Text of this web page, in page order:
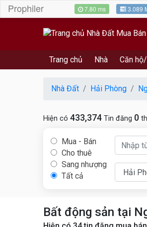
Trang chủ Nhà Căn
Nhà Đất Hải Phòng
Hiện có 433,374 Tin đăng 0
Mua - Bán
Cho thuê
Sang nhượng
Tất cả
Bất động sản tại
Prophiler 7.80 ms 3.089